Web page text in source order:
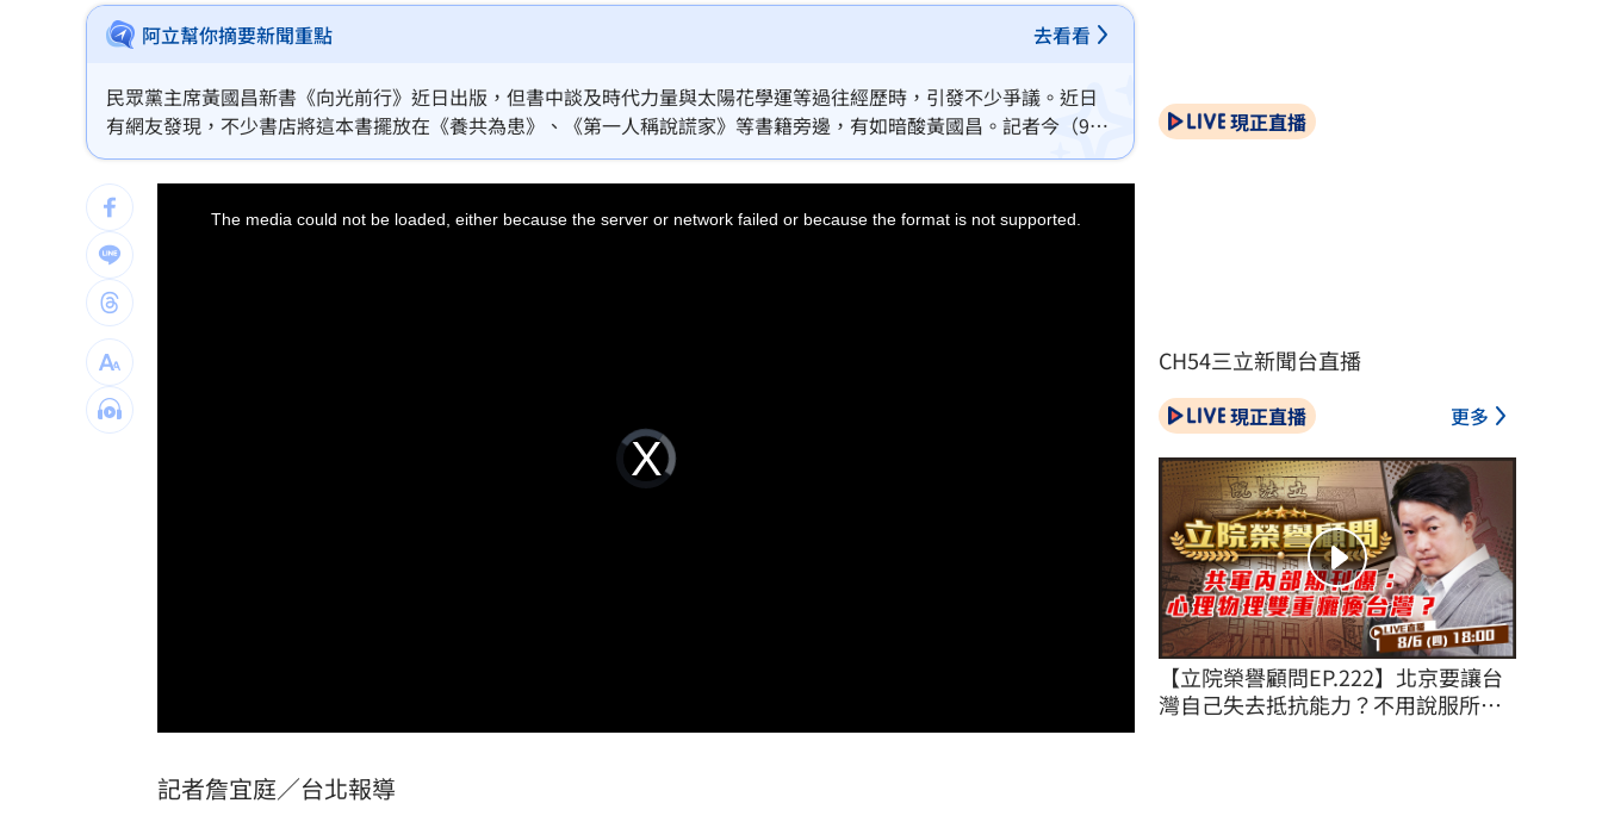
割頸受害少年名公開！家屬捐500萬獎學金
老婦遭看護餵食「加熱狗糧」 慘冤死家中 17:44
罕病博士彭士齊 輪椅上的生命覺醒！
阿立幫你摘要新聞重點 去看看
民眾黨主席黃國昌新書《向光前行》近日出版，但書中談及時代力量與太陽花學運等過往經歷時，引發不少爭議。近日
有網友發現，不少書店將這本書擺放在《養共為患》、《第一人稱說謊家》等書籍旁邊，有如暗酸黃國昌。記者今（9
日）實際走訪台北車站周圍書店，其中一間位於重慶南路一段上的書店，確實將《向光前行》擺放在《養共為患》旁。
據店家說法，政治相關書籍都會放在一起，是隨意陳列，沒有刻意安排特定位置。
Video
Player
loading.
The media could not be loaded, either because the server or network failed or because the format is not supported.
記者詹宜庭／台北報導
現正直播
CH54三立新聞台直播
現正直播 更多
【立院榮譽顧問EP.222】北京要讓台
灣自己失去抵抗能力？不用說服所有